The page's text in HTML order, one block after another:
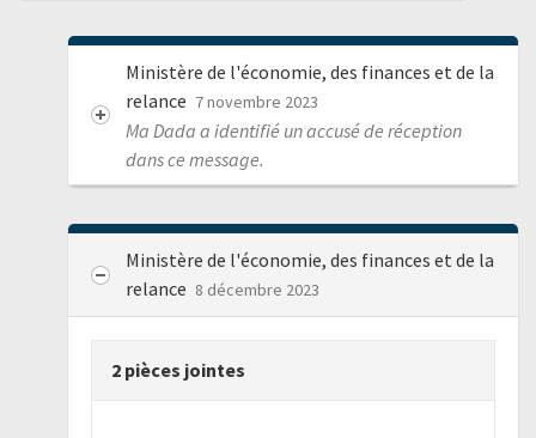
Ministère de l'économie, des finances et de la
relance 7 novembre 2023
Ma Dada a identifié un accusé de réception
dans ce message.
Ministère de l'économie, des finances et de la
relance 8 décembre 2023
2 pièces jointes